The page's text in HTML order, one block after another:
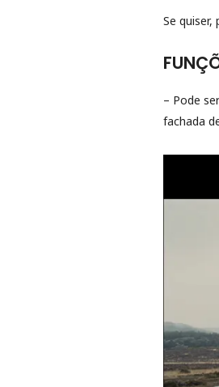
Se
– Pode
fachada